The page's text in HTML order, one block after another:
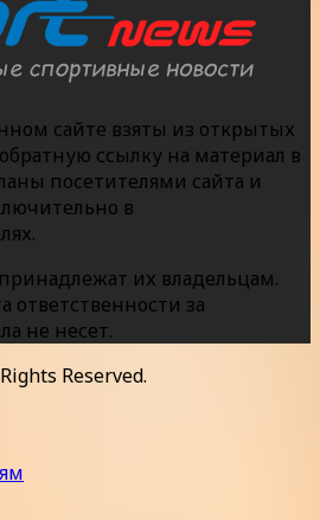
сайте взяты из открытых
ссылку на материал в
посетителями сайта и
в
их владельцам.
ответственности за
не несет.
Reserved.